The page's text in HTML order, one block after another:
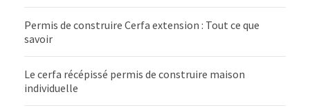
Permis de construire Cerfa extension : Tout ce que
savoir
Le cerfa récépissé permis de construire maison
individuelle